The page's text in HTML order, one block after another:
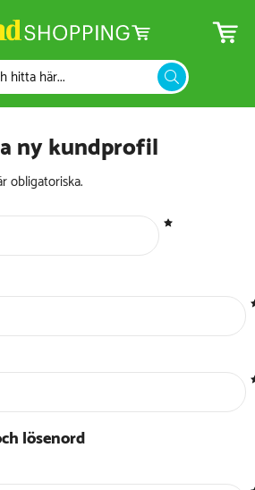
ny kundprofil
obligatoriska.
lösenord